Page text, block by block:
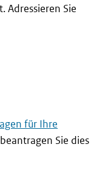
Adressieren Sie
für Ihre
Sie dies